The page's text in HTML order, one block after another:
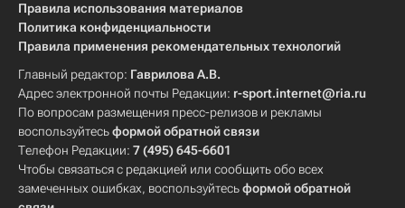
Правила использования материалов
Политика конфиденциальности
Правила применения рекомендательных технологий
Главный редактор: Гаврилова А.В.
Адрес электронной почты Редакции: r-sport.internet@ria.ru
По вопросам размещения пресс-релизов и рекламы
воспользуйтесьформой обратной связи
Телефон Редакции: 7 (495) 645-6601
Чтобы связаться с редакцией или сообщить обо всех
замеченных ошибках, воспользуйтесьформой обратной